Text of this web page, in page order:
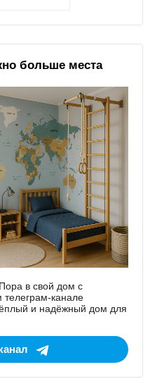
больше места
в свой дом с
канале
и надёжный дом для